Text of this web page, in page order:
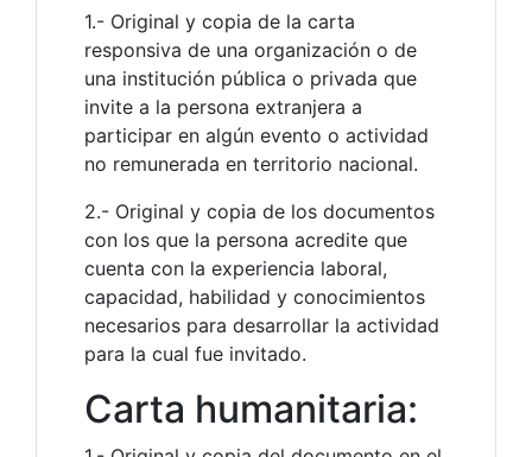
1.- Original y copia de la carta
responsiva de una organización o de
una institución pública o privada que
invite a la persona extranjera a
participar en algún evento o actividad
no remunerada en territorio nacional.
2.- Original y copia de los documentos
con los que la persona acredite que
cuenta con la experiencia laboral,
capacidad, habilidad y conocimientos
necesarios para desarrollar la actividad
para la cual fue invitado.
Carta humanitaria: